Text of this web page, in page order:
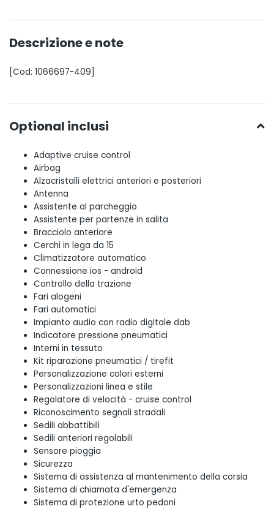
Descrizione e note
[Cod: 1066697-409]
Optional inclusi
Adaptive cruise control
Airbag
Alzacristalli elettrici anteriori e posteriori
Antenna
Assistente al parcheggio
Assistente per partenze in salita
Bracciolo anteriore
Cerchi in lega da 15
Climatizzatore automatico
Connessione ios - android
Controllo della trazione
Fari alogeni
Fari automatici
Impianto audio con radio digitale dab
Indicatore pressione pneumatici
Interni in tessuto
Kit riparazione pneumatici / tirefit
Personalizzazione colori esterni
Personalizzazioni linea e stile
Regolatore di velocità - cruise control
Riconoscimento segnali stradali
Sedili abbattibili
Sedili anteriori regolabili
Sensore pioggia
Sicurezza
Sistema di assistenza al mantenimento della corsia
Sistema di chiamata d'emergenza
Sistema di protezione urto pedoni